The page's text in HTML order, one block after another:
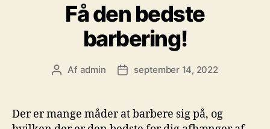
Få den bedste
barbering!
Indlægsforfatter
Af admin Indlægsdato
september 14, 2022
Der er mange måder at barbere sig på, og